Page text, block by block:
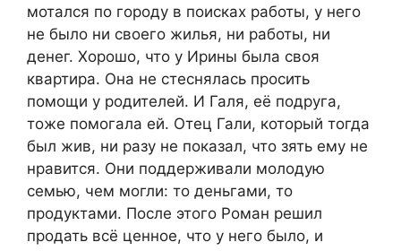
мотался по городу в поисках работы, у него
не было ни своего жилья, ни работы, ни
денег. Хорошо, что у Ирины была своя
квартира. Она не стеснялась просить
помощи у родителей. И Галя, её подруга,
тоже помогала ей. Отец Гали, который тогда
был жив, ни разу не показал, что зять ему не
нравится. Они поддерживали молодую
семью, чем могли: то деньгами, то
продуктами. После этого Роман решил
продать всё ценное, что у него было, и